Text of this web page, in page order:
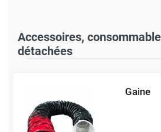
Accessoires,
détachées
Gaine